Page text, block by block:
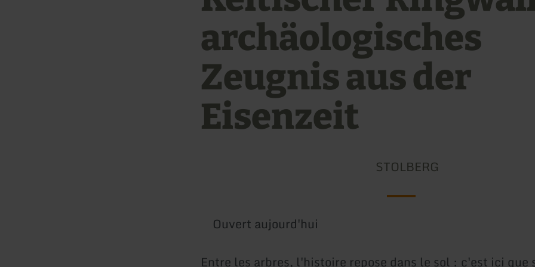
archäologisches
Zeugnis aus der
Eisenzeit
STOLBERG
Ouvert aujourd'hui
Entre les arbres, l'histoire repose dans le sol : c'est ici que